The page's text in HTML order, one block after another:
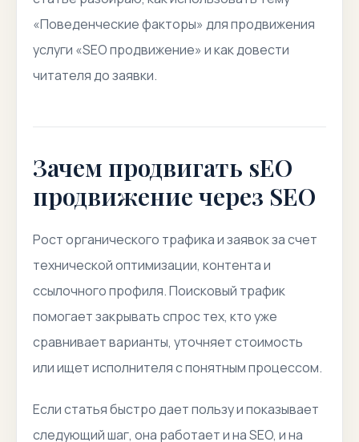
«Поведенческие факторы» для продвижения
услуги «SEO продвижение» и как довести
читателя до заявки.
Зачем продвигать sEO
продвижение через SEO
Рост органического трафика и заявок за счет
технической оптимизации, контента и
ссылочного профиля. Поисковый трафик
помогает закрывать спрос тех, кто уже
сравнивает варианты, уточняет стоимость
или ищет исполнителя с понятным процессом.
Если статья быстро дает пользу и показывает
следующий шаг, она работает и на SEO, и на